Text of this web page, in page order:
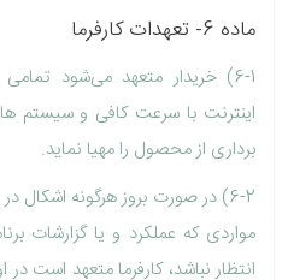
ماده 6- تعهدات کارفرما
6-1) خریدار متعهد می‌شود
اینترنت با سرعت کافی و سیستم
برداری از محصول را مهیا نماید.
6-2) در صورت بروز هرگونه اشکال
مواردی که عملکرد و یا گزارشات
انتظار نباشد، کارفرما متعهد است